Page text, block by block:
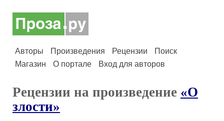
Авторы Произведения Рецензии
Поиск
Магазин
О портале Вход для авторов
Рецензии на произведение «О
злости»